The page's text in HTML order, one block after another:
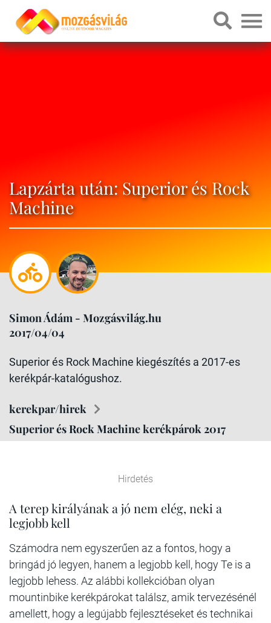
Lapzárta után: Superior és Rock
Machine
Simon Ádám - Mozgásvilág.hu
2017/04/04
Superior és Rock Machine kiegészítés a 2017-es
kerékpár-katalógushoz.
kerekpar/hirek
Superior és Rock Machine kerékpárok 2017
Hirdetés
A terep királyának a jó nem elég, neki a
legjobb kell
Számodra nem egyszerűen az a fontos, hogy a
bringád jó legyen, hanem a legjobb kell, hogy Te is a
legjobb lehess. Az alábbi kollekcióban olyan
mountinbike kerékpárokat találsz, amik tervezésénél
amellett, hogy a legújabb fejlesztéseket és technikai